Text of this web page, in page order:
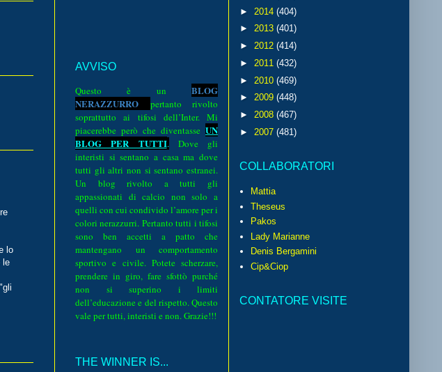
lo
le
AVVISO
Questo è un BLOG
NERAZZURRO pertanto rivolto
soprattutto ai tifosi dell’Inter. Mi
piacerebbe però che diventasse UN
BLOG PER TUTTI.
Dove gli
interisti si sentano a casa ma dove
tutti gli altri non si sentano estranei.
Un blog rivolto a tutti gli
appassionati di calcio non solo a
quelli con cui condivido l’amore per i
colori nerazzurri. Pertanto tutti i tifosi
sono ben accetti a patto che
mantengano un comportamento
sportivo e civile. Potete scherzare,
prendere in giro, fare sfottò purché
non si superino i limiti
dell’educazione e del rispetto. Questo
vale per tutti, interisti e non. Grazie!!!
THE WINNER IS...
► 2014 (404)
► 2013 (401)
► 2012 (414)
► 2011 (432)
► 2010 (469)
► 2009 (448)
► 2008 (467)
► 2007 (481)
COLLABORATORI
Mattia
Theseus
Pakos
Lady Marianne
Denis Bergamini
Cip&Ciop
CONTATORE VISITE